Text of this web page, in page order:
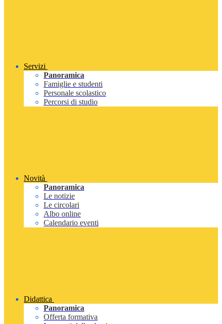
Servizi
Panoramica
Famiglie e studenti
Personale scolastico
Percorsi di studio
Novità
Panoramica
Le notizie
Le circolari
Albo online
Calendario eventi
Didattica
Panoramica
Offerta formativa